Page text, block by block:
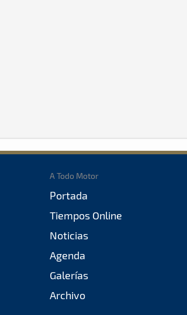
A Todo Motor
Portada
Tiempos Online
Noticias
Agenda
Galerías
Archivo